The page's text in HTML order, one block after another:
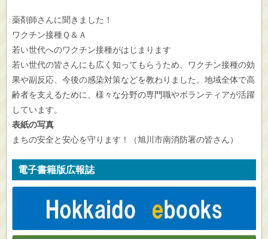
薬剤師さんに聞きました！
ワクチン接種Ｑ＆Ａ
若い世代へのワクチン接種がはじまります
若い世代の皆さんにも広く知ってもらうため、ワクチン接種の効
果や副反応、今後の感染対策などを教わりました。地域全体で高
齢者を支えるために、様々な分野の専門職やボランティアが活躍
しています。
表紙の写真
まちの安全と安心を守ります！（旭川市南消防署の皆さん）
電子書籍版広報誌